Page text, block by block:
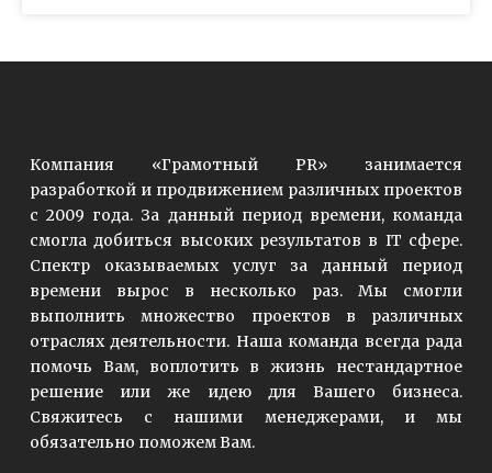
Компания «Грамотный PR» занимается
разработкой и продвижением различных проектов
с 2009 года. За данный период времени, команда
смогла добиться высоких результатов в IT сфере.
Спектр оказываемых услуг за данный период
времени вырос в несколько раз. Мы смогли
выполнить множество проектов в различных
отраслях деятельности. Наша команда всегда рада
помочь Вам, воплотить в жизнь нестандартное
решение или же идею для Вашего бизнеса.
Свяжитесь с нашими менеджерами, и мы
обязательно поможем Вам.